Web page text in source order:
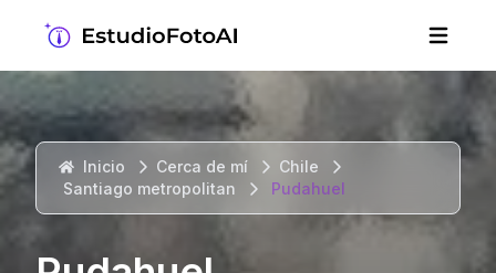
Inicio Cerca de mí
Chile
Santiago metropolitan
Pudahuel